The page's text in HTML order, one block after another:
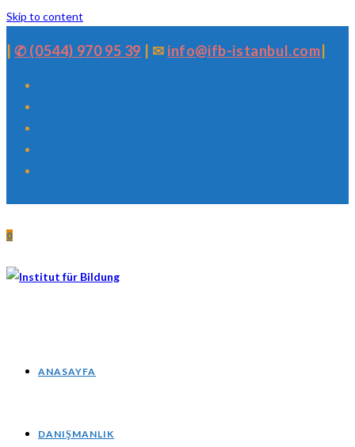
Skip to content
|✆ (0544) 970 95 39 | ✉ info@ifb-istanbul.com
0
ANASAYFA
DANIŞMANLIK